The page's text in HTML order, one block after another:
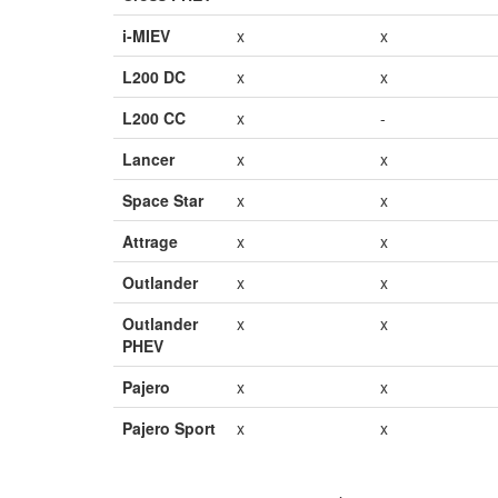
i-MIEV x x
L200 DC
x x
L200 CC
x -
Lancer
x x
Space Star
x x
Attrage
x x
Outlander
x x
Outlander
PHEV
x x
Pajero x x
Pajero Sport
x x